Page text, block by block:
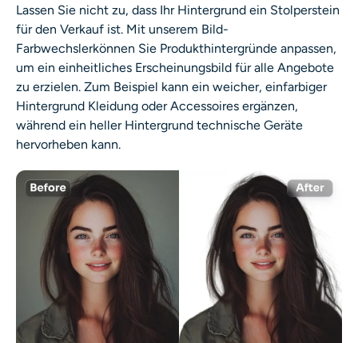
Lassen Sie nicht zu, dass Ihr Hintergrund ein Stolperstein
für den Verkauf ist. Mit unserem Bild-
Farbwechslerkönnen Sie Produkthintergründe anpassen,
um ein einheitliches Erscheinungsbild für alle Angebote
zu erzielen. Zum Beispiel kann ein weicher, einfarbiger
Hintergrund Kleidung oder Accessoires ergänzen,
während ein heller Hintergrund technische Geräte
hervorheben kann.